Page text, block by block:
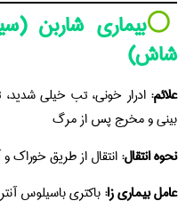
⚪️بیماری شاربن
شاش)
علائم: ادرار خونی، تب خیلی
بینی و مخرج پس از مرگ
نحوه انتقال:انتقال از طریق خوراک
عامل بیماری زا:باکتری باسیلوس